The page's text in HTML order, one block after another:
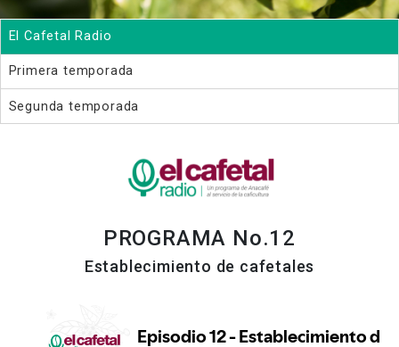
El Cafetal Radio
Primera temporada
Segunda temporada
PROGRAMA No.12
Establecimiento de cafetales